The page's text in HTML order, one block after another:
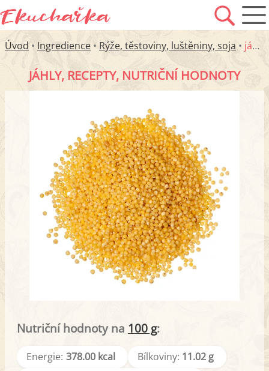
Úvod • Ingredience • Rýže, těstoviny, luštěniny, soja • jáhly
JÁHLY, RECEPTY, NUTRIČNÍ HODNOTY
Nutriční hodnoty na 100 g:
Energie: 378.00 kcal Bílkoviny: 11.02 g